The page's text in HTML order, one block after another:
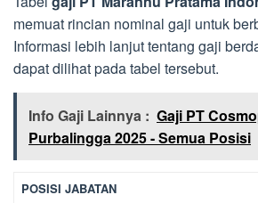
memuat rincian nominal gaji untuk
Informasi lebih lanjut tentang gaji
dapat dilihat pada tabel tersebut.
Info Gaji Lainnya : Gaji PT
Purbalingga 2025 - Semua Posisi
POSISI JABATAN